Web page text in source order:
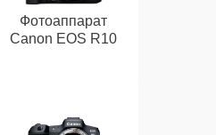
Фотоаппарат
Canon EOS R10